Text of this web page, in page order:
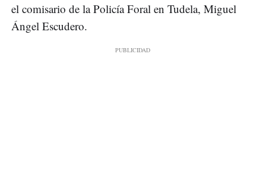
el comisario de la Policía Foral en Tudela, Miguel
Ángel Escudero.